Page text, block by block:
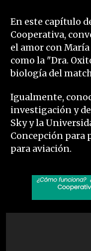
En este capítulo
Cooperativa,
el amor con
como la "Dra.
biología del
Igualmente,
investigación y
Sky y la
Concepción para
para aviación.